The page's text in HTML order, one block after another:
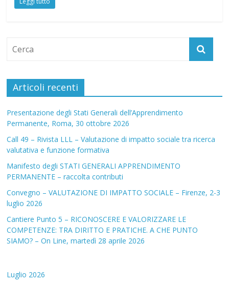
Articoli recenti
Presentazione degli Stati Generali dell’Apprendimento
Permanente, Roma, 30 ottobre 2026
Call 49 – Rivista LLL – Valutazione di impatto sociale tra ricerca
valutativa e funzione formativa
Manifesto degli STATI GENERALI APPRENDIMENTO
PERMANENTE – raccolta contributi
Convegno – VALUTAZIONE DI IMPATTO SOCIALE – Firenze, 2-3
luglio 2026
Cantiere Punto 5 – RICONOSCERE E VALORIZZARE LE
COMPETENZE: TRA DIRITTO E PRATICHE. A CHE PUNTO
SIAMO? – On Line, martedì 28 aprile 2026
Luglio 2026